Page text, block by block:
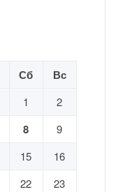
Сб Вс
1
2
8
9
15
16
22
23